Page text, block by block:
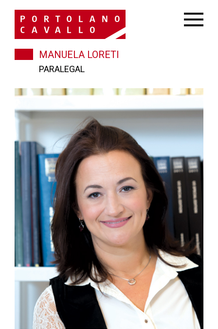
MANUELA LORETI
PARALEGAL